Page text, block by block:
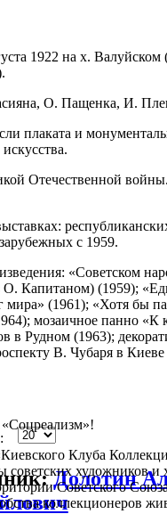
1922 на х. Валуйском
О. Пащенка, И.
плаката и
Отечественной
с 1959.
«Советском
О. Капитаном) (1959);
мира» (1961); «Хотя бы
мозаичное панно «К
в Рудном (1963);
В. Чубаря в
Долотин
Клуба
советских художников и
Советского
коллекционеров